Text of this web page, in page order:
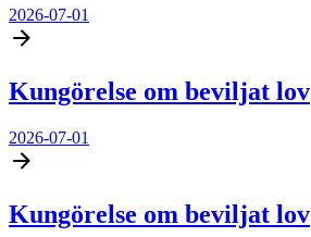
2026-07-01
Kungörelse om beviljat lov
2026-07-01
Kungörelse om beviljat lov